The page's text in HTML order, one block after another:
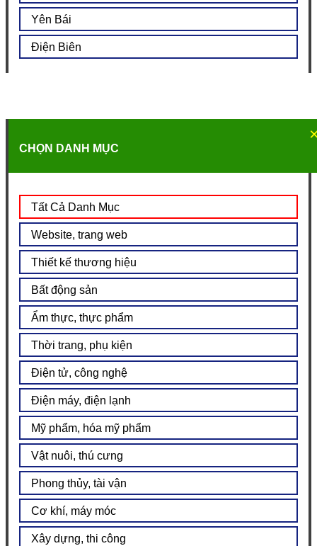
Yên Bái
Điện Biên
CHỌN DANH MỤC
Tất Cả Danh Mục
Website, trang web
Thiết kế thương hiệu
Bất động sản
Ẩm thực, thực phẩm
Thời trang, phụ kiện
Điện tử, công nghệ
Điện máy, điện lạnh
Mỹ phẩm, hóa mỹ phẩm
Vật nuôi, thú cưng
Phong thủy, tài vận
Cơ khí, máy móc
Xây dựng, thi công